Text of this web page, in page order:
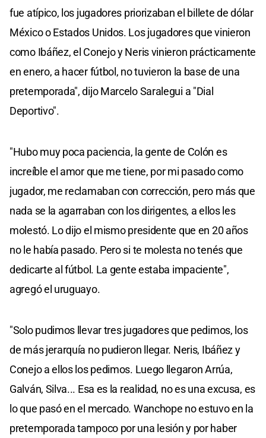
fue atípico, los jugadores priorizaban el billete de dólar
México o Estados Unidos. Los jugadores que vinieron
como Ibáñez, el Conejo y Neris vinieron prácticamente
en enero, a hacer fútbol, no tuvieron la base de una
pretemporada", dijo Marcelo Saralegui a "Dial
Deportivo".
"Hubo muy poca paciencia, la gente de Colón es
increíble el amor que me tiene, por mi pasado como
jugador, me reclamaban con corrección, pero más que
nada se la agarraban con los dirigentes, a ellos les
molestó. Lo dijo el mismo presidente que en 20 años
no le había pasado. Pero si te molesta no tenés que
dedicarte al fútbol. La gente estaba impaciente",
agregó el uruguayo.
"Solo pudimos llevar tres jugadores que pedimos, los
de más jerarquía no pudieron llegar. Neris, Ibáñez y
Conejo a ellos los pedimos. Luego llegaron Arrúa,
Galván, Silva... Esa es la realidad, no es una excusa, es
lo que pasó en el mercado. Wanchope no estuvo en la
pretemporada tampoco por una lesión y por haber